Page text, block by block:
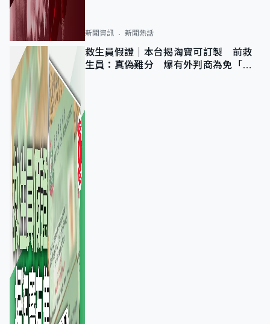
新聞資訊 新聞熱話
救生員假證｜本台揭淘寶可訂製 前救
生員：真偽難分 爆有外判商為免「封